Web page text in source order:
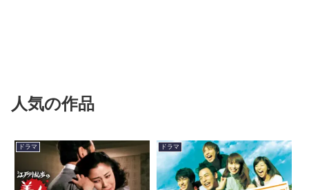
人気の作品
ドラマ ドラマ